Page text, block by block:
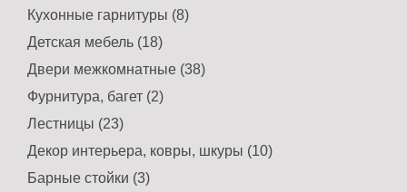
Кухонные гарнитуры (8)
Детская мебель (18)
Двери межкомнатные (38)
Фурнитура, багет (2)
Лестницы (23)
Декор интерьера, ковры, шкуры (10)
Барные стойки (3)